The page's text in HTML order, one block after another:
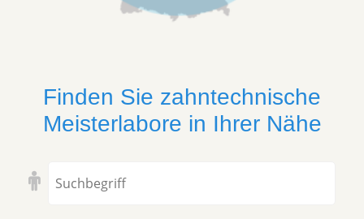
Finden Sie zahntechnische
Meisterlabore in Ihrer Nähe